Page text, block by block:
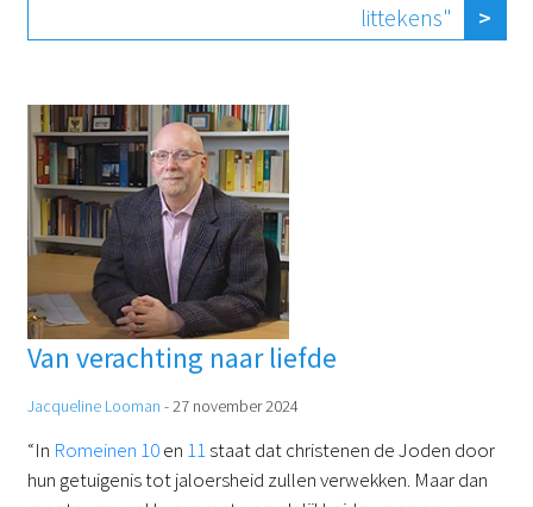
littekens"
Van verachting naar liefde
Jacqueline Looman -27 november 2024
“In Romeinen 10en 11staat dat christenen de Joden door
hun getuigenis tot jaloersheid zullen verwekken. Maar dan